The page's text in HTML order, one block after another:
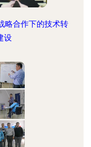
略合作下的技术转
设